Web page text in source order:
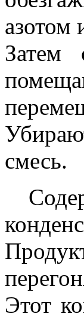
азотом
Затем
смесь.
Этот